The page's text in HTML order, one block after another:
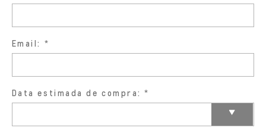
Email:
Data estimada de compra: